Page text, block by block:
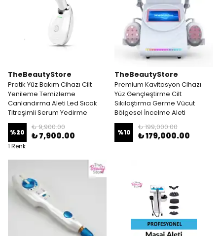
TheBeautyStore
Pratik Yüz Bakım Cihazı Cilt
Yenileme Temizleme
Canlandırma Aleti Led Sıcak
Titreşimli Serum Yedirme
%20
₺ 9,900.00
₺ 7,900.00
1 Renk
TheBeautyStore
Premium Kavitasyon Cihazı
Yüz Gençleştirme Cilt
Sıkılaştırma Germe Vücut
Bölgesel İncelme Aleti
%10
₺ 199,000.00
₺ 179,000.00